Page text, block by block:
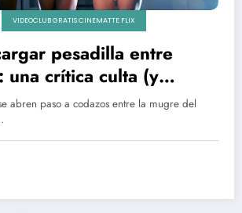
VIDEOCLUB GRATIS CINEMATTE FLIX
pesadilla entre
una crítica culta (y
sucia) de Nightmare
abren paso a codazos entre la mugre del